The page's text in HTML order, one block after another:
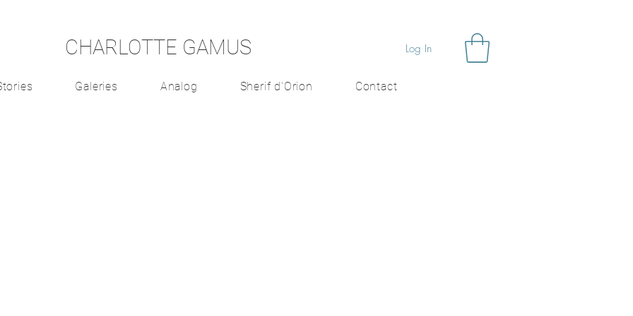
CHARLOTTE GAMUS Log In
Galeries Analog Sherif d'Orion Contact